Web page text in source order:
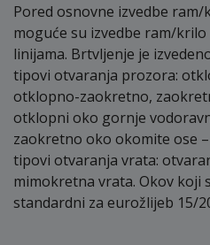
Pored osnovne izvedbe
moguće su izvedbe ram/
linijama. Brtvljenje je
tipovi otvaranja prozora:
otklopno-zaokretno,
otklopni oko gornje
zaokretno oko okomite ose
tipovi otvaranja vrata:
mimokretna vrata. Okov koji
standardni za eurožlijeb 15/